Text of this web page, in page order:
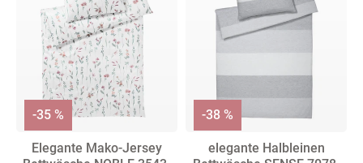
Elegante Mako-Jersey
-35 %
elegante Halbleinen
-38 %